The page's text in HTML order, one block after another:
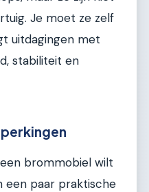
Je moet ze zelf
uitdagingen met
stabiliteit en
brommobiel wilt
een paar praktische